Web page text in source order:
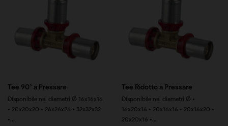
Tee 90° a Pressare
Disponibile nei diametri Ø 16x16x16
• 20x20x20 • 26x26x26 • 32x32x32
•...
Tee Ridotto a Pressare
Disponibile nei diametri Ø •
16x20x16 • 20x16x16 • 20x16x20 •
20x20x16 •...